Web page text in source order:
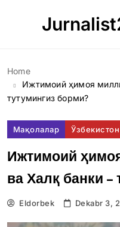
Home
Ижтимоий ҳимоя
тутумингиз борми?
Мақолалар Ўзбекистон
Ижтимоий
ва Халқ банки –
Eldorbek Dekabr 3,